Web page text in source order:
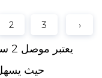
2 3 ›
حيث يسهل